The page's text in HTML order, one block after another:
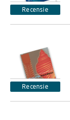
Recensie
Recensie